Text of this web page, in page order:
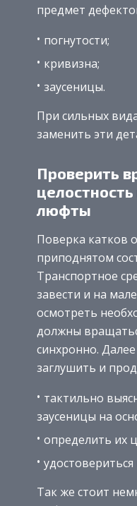
предмет
погнутости;
кривизна;
заусеницы.
При сильных
заменить эти
Проверить
люфты
Поверка катков
приподнятом
Транспортное
завести и на
осмотреть
должны
синхронно.
заглушить и
тактильно
заусеницы на
определить их
Так же стоит